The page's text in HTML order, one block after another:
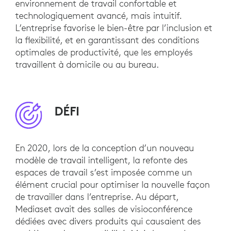
environnement de travail confortable et
technologiquement avancé, mais intuitif.
L’entreprise favorise le bien-être par l’inclusion et
la flexibilité, et en garantissant des conditions
optimales de productivité, que les employés
travaillent à domicile ou au bureau.
DÉFI
En 2020, lors de la conception d’un nouveau
modèle de travail intelligent, la refonte des
espaces de travail s’est imposée comme un
élément crucial pour optimiser la nouvelle façon
de travailler dans l’entreprise. Au départ,
Mediaset avait des salles de visioconférence
dédiées avec divers produits qui causaient des